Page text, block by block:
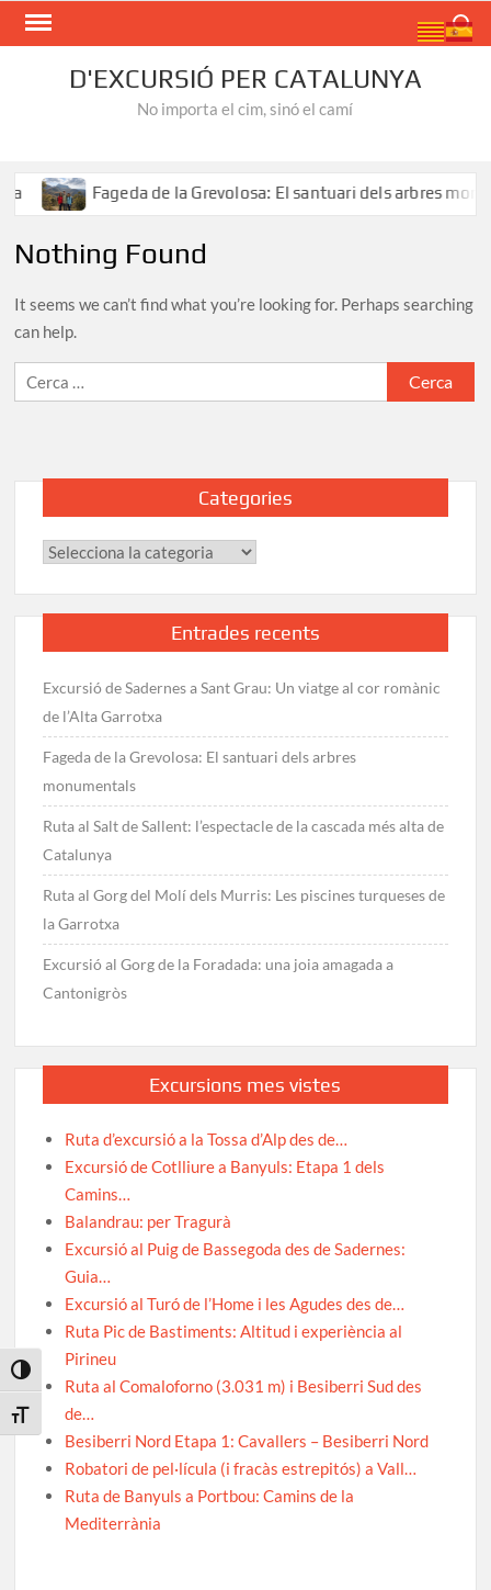
Toggle High Contrast
Toggle Font size
Skip
D'EXCURSIÓ PER CATALUNYA
No importa el cim, sinó el camí
Fageda de la Grevolosa: El santuari dels arbres
Nothing Found
It seems we can’t find what you’re looking for. Perhaps searching
can help.
Cerca:
Categories
Categories
Entrades recents
Excursió de Sadernes a Sant Grau: Un viatge al cor romànic
de l’Alta Garrotxa
Fageda de la Grevolosa: El santuari dels arbres
monumentals
Ruta al Salt de Sallent: l’espectacle de la cascada més alta de
Catalunya
Ruta al Gorg del Molí dels Murris: Les piscines turqueses de
la Garrotxa
Excursió al Gorg de la Foradada: una joia amagada a
Cantonigròs
Excursions mes vistes
Ruta d’excursió a la Tossa d’Alp des de…
Excursió de Cotlliure a Banyuls: Etapa 1 dels
Camins…
Balandrau: per Tragurà
Excursió al Puig de Bassegoda des de Sadernes:
Guia…
Excursió al Turó de l’Home i les Agudes des de…
Ruta Pic de Bastiments: Altitud i experiència al
Pirineu
Ruta al Comaloforno (3.031 m) i Besiberri Sud des
de…
Besiberri Nord Etapa 1: Cavallers – Besiberri Nord
Robatori de pel·lícula (i fracàs estrepitós) a Vall…
Ruta de Banyuls a Portbou: Camins de la
Mediterrània